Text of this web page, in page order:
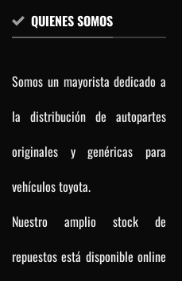
QUIENES SOMOS
Somos un mayorista dedicado a
la distribución de autopartes
originales y genéricas para
vehículos toyota.
Nuestro amplio stock de
repuestos está disponible online